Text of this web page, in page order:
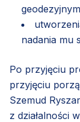
nadania mu
Po przyjęciu
przyjęciu
Szemud
z działalności